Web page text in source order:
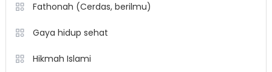
Fathonah (Cerdas, berilmu)
Gaya hidup sehat
Hikmah Islami